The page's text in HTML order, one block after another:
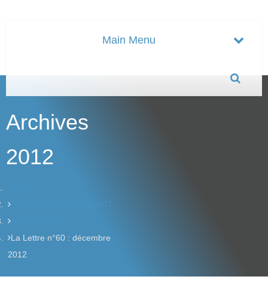
Archives
2012
Archives Lettre ADULLACT
La Lettre n°60 : décembre
2012